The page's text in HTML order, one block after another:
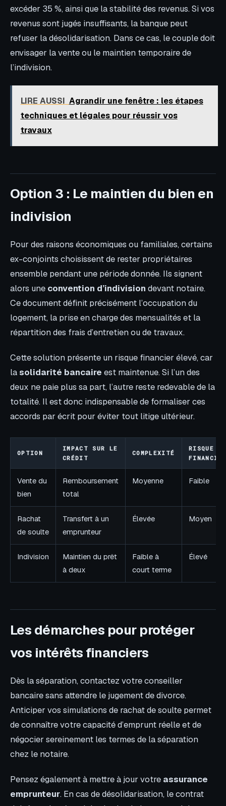
excéder 35 %, ainsi que la stabilité des revenus. Si vos
revenus sont jugés insuffisants, la banque peut
refuser la désolidarisation. Dans ce cas, le couple doit
envisager la vente ou le maintien temporaire de
l’indivision.
LIRE AUSSI Agrandir une fenêtre : les étapes
techniques et légales pour réussir vos
travaux
Option 3 : Le maintien du bien en
indivision
Pour des raisons économiques ou familiales, certains
ex-conjoints choisissent de rester propriétaires
ensemble pendant une période donnée. Ils signent
alors une convention d’indivision devant notaire.
Ce document définit précisément l’occupation du
logement, la prise en charge des mensualités et la
répartition des frais d’entretien ou de travaux.
Cette solution présente un risque financier élevé, car
lasolidarité bancaire est maintenue. Si l’un des
deux ne paie plus sa part, l’autre reste redevable de la
totalité. Il est donc indispensable de formaliser ces
accords par écrit pour éviter tout litige ultérieur.
OPTION
IMPACT SUR LE
CRÉDIT
COMPLEXITÉ
RISQUE
Vente du
bien
Remboursement
total
Moyenne Faible
Rachat
de soulte
Transfert à un
emprunteur
Élevée Moyen
Indivision
Maintien du prêt
à deux
Faible à
court terme
Élevé
Les démarches pour protéger
vos intérêts financiers
Dès la séparation, contactez votre conseiller
bancaire sans attendre le jugement de divorce.
Anticiper vos simulations de rachat de soulte permet
de connaître votre capacité d’emprunt réelle et de
négocier sereinement les termes de la séparation
chez le notaire.
Pensez également à mettre à jour votre assurance
emprunteur. En cas de désolidarisation, le contrat